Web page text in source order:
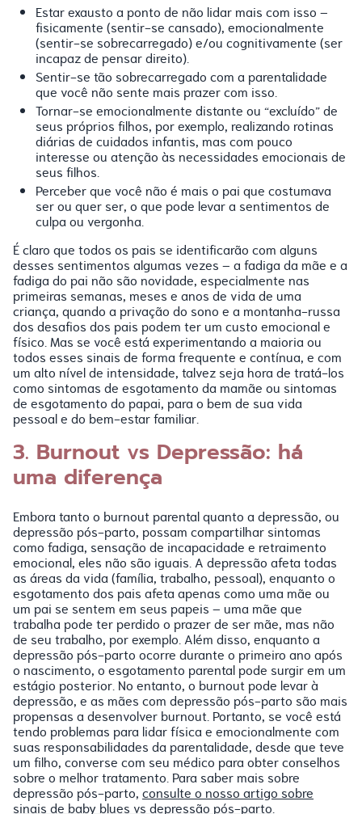
Estar exausto a ponto de não lidar mais com isso –
fisicamente (sentir-se cansado), emocionalmente
(sentir-se sobrecarregado) e/ou cognitivamente (ser
incapaz de pensar direito).
Sentir-se tão sobrecarregado com a parentalidade
que você não sente mais prazer com isso.
Tornar-se emocionalmente distante ou “excluído” de
seus próprios filhos, por exemplo, realizando rotinas
diárias de cuidados infantis, mas com pouco
interesse ou atenção às necessidades emocionais de
seus filhos.
Perceber que você não é mais o pai que costumava
ser ou quer ser, o que pode levar a sentimentos de
culpa ou vergonha.
É claro que todos os pais se identificarão com alguns
desses sentimentos algumas vezes – a fadiga da mãe e a
fadiga do pai não são novidade, especialmente nas
primeiras semanas, meses e anos de vida de uma
criança, quando a privação do sono e a montanha-russa
dos desafios dos pais podem ter um custo emocional e
físico. Mas se você está experimentando a maioria ou
todos esses sinais de forma frequente e contínua, e com
um alto nível de intensidade, talvez seja hora de tratá-los
como sintomas de esgotamento da mamãe ou sintomas
de esgotamento do papai, para o bem de sua vida
pessoal e do bem-estar familiar.
3. Burnout vs Depressão: há
uma diferença
Embora tanto o burnout parental quanto a depressão, ou
depressão pós-parto, possam compartilhar sintomas
como fadiga, sensação de incapacidade e retraimento
emocional, eles não são iguais. A depressão afeta todas
as áreas da vida (família, trabalho, pessoal), enquanto o
esgotamento dos pais afeta apenas como uma mãe ou
um pai se sentem em seus papeis – uma mãe que
trabalha pode ter perdido o prazer de ser mãe, mas não
de seu trabalho, por exemplo. Além disso, enquanto a
depressão pós-parto ocorre durante o primeiro ano após
o nascimento, o esgotamento parental pode surgir em um
estágio posterior. No entanto, o burnout pode levar à
depressão, e as mães com depressão pós-parto são mais
propensas a desenvolver burnout. Portanto, se você está
tendo problemas para lidar física e emocionalmente com
suas responsabilidades da parentalidade, desde que teve
um filho, converse com seu médico para obter conselhos
sobre o melhor tratamento. Para saber mais sobre
depressão pós-parto,consulte o nosso artigo sobre
sinais de baby blues vs depressão pós-parto.